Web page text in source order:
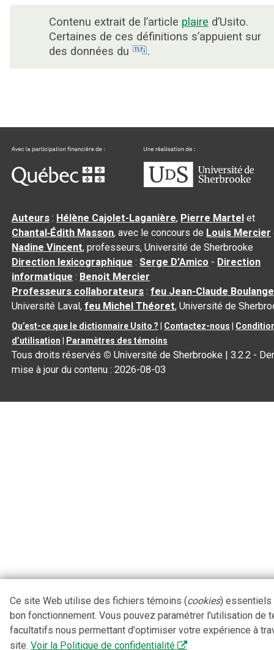
Contenu extrait de l’article plaire d’Usito.
Certaines de ces définitions s’appuient sur
des données du
.
Auteurs : Hélène Cajolet-Laganière, Pierre Martel et
Chantal‑Édith Masson, avec le concours de Louis Mercier
Nadine Vincent, professeurs, Université de Sherbrooke
Direction lexicographique :Serge D’Amico - Direction
informatique : Benoit Mercier
Professeurs collaborateurs :feu Jean-Claude
Université Laval,feu Michel Théoret, Université de
Qu’est-ce que le dictionnaire Usito ? Contactez-nous
d’utilisation
Paramètres des témoins
Tous droits réservés © Université de Sherbrooke |3.2.2 -
mise à jour du contenu :2026-08-03
Ce site Web utilise des fichiers témoins (cookies) essentiels
bon fonctionnement. Vous pouvez paramétrer l'utilisation de
facultatifs nous permettant d'optimiser votre expérience à
site. Voir la Politique de confidentialité